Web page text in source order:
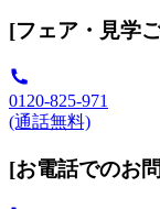
[フェア・見学
0120-825-971
(通話無料)
[お電話でのお